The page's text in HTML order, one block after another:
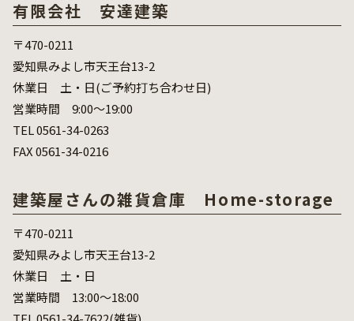
有限会社 安達建築
〒470-0211
愛知県みよし市天王台13-2
休業日 土・日(ご予約打ち合わせ日)
営業時間 9:00～19:00
TEL 0561-34-0263
FAX 0561-34-0216
建築屋さんの雑貨倉庫 Home-storage
〒470-0211
愛知県みよし市天王台13-2
休業日 土・日
営業時間 13:00～18:00